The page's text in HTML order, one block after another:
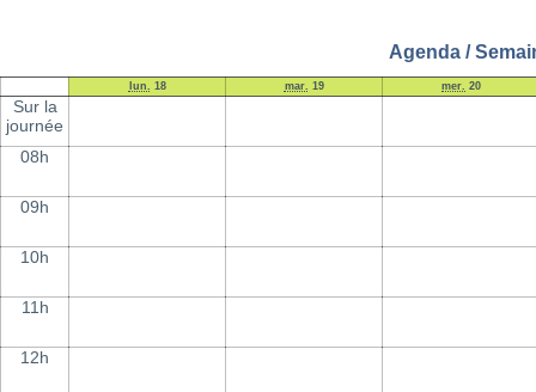
Agenda /
lun. 18 mar. 19 mer. 20
Sur la
journée
08h
09h
10h
11h
12h